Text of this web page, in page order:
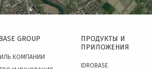
GROUP
КОМПАНИИ
ПРОДУКТЫ И
ПРИЛОЖЕНИЯ
IDROBASE